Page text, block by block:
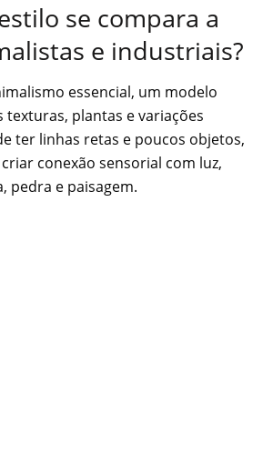
se compara a
e industriais?
essencial, um modelo
texturas, plantas e variações
ter linhas retas e poucos objetos,
conexão sensorial com luz,
pedra e paisagem.